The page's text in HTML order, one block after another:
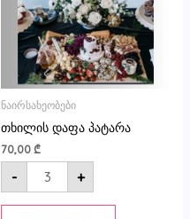
ნაირსახეობები
თხილის დაფა პატარა
70,00 ₾
- +